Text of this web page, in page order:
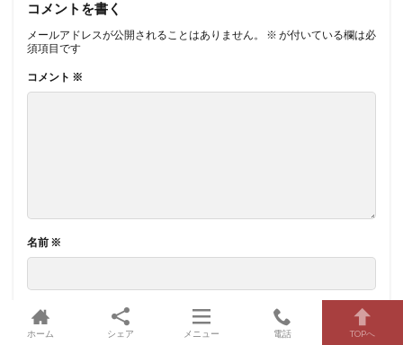
コメントを書く
メールアドレスが公開されることはありません。 ※ が付いている欄は必
須項目です
コメント ※
名前 ※
メール
ホーム シェア メニュー 電話 TOPへ